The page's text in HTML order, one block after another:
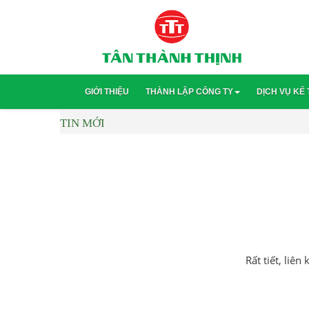
GIỚI THIỆU THÀNH LẬP CÔNG TY
Thành lập doanh nghiệp tư nhân
DỊCH VỤ KẾ
TIN MỚI
Rất tiết, liên